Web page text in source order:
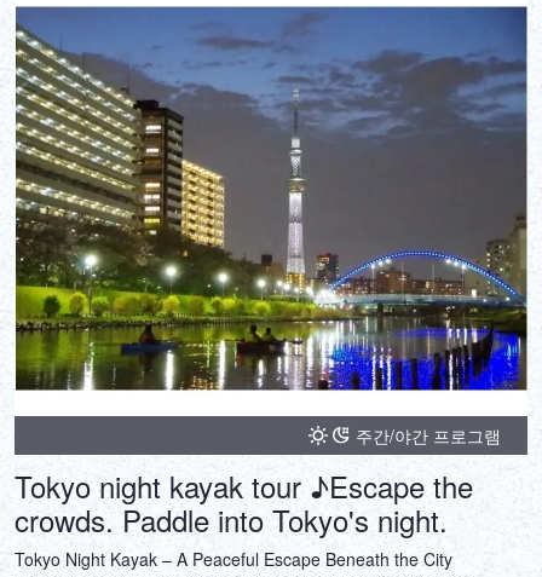
주간/야간 프로그램
Tokyo night kayak tour ♪Escape the
crowds. Paddle into Tokyo's night.
Tokyo Night Kayak – A Peaceful Escape Beneath the City